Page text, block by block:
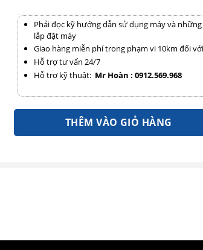
Phải đọc kỹ hướng dẫn sử dụng máy và
lắp đặt máy
Giao hàng miễn phí trong phạm vi 10km đối
Hỗ trợ tư vấn 24/7
Hỗ trợ kỹ thuật: Mr Hoàn : 0912.569.968
THÊM VÀO GIỎ HÀNG